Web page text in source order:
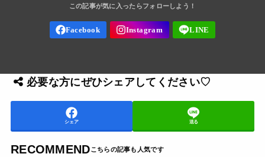
必要な方にぜひシェアしてください♡
シェア 送る
RECOMMEND